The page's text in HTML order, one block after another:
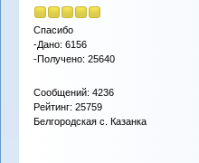
Спасибо
-Дано: 6156
-Получено: 25640
Сообщений: 4236
Рейтинг: 25759
Белгородская с. Казанка